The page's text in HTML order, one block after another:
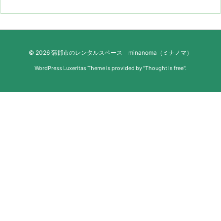
© 2026 蒲郡市のレンタルスペース minanoma（ミナノマ）
WordPress Luxeritas Theme is provided by "Thought is free".